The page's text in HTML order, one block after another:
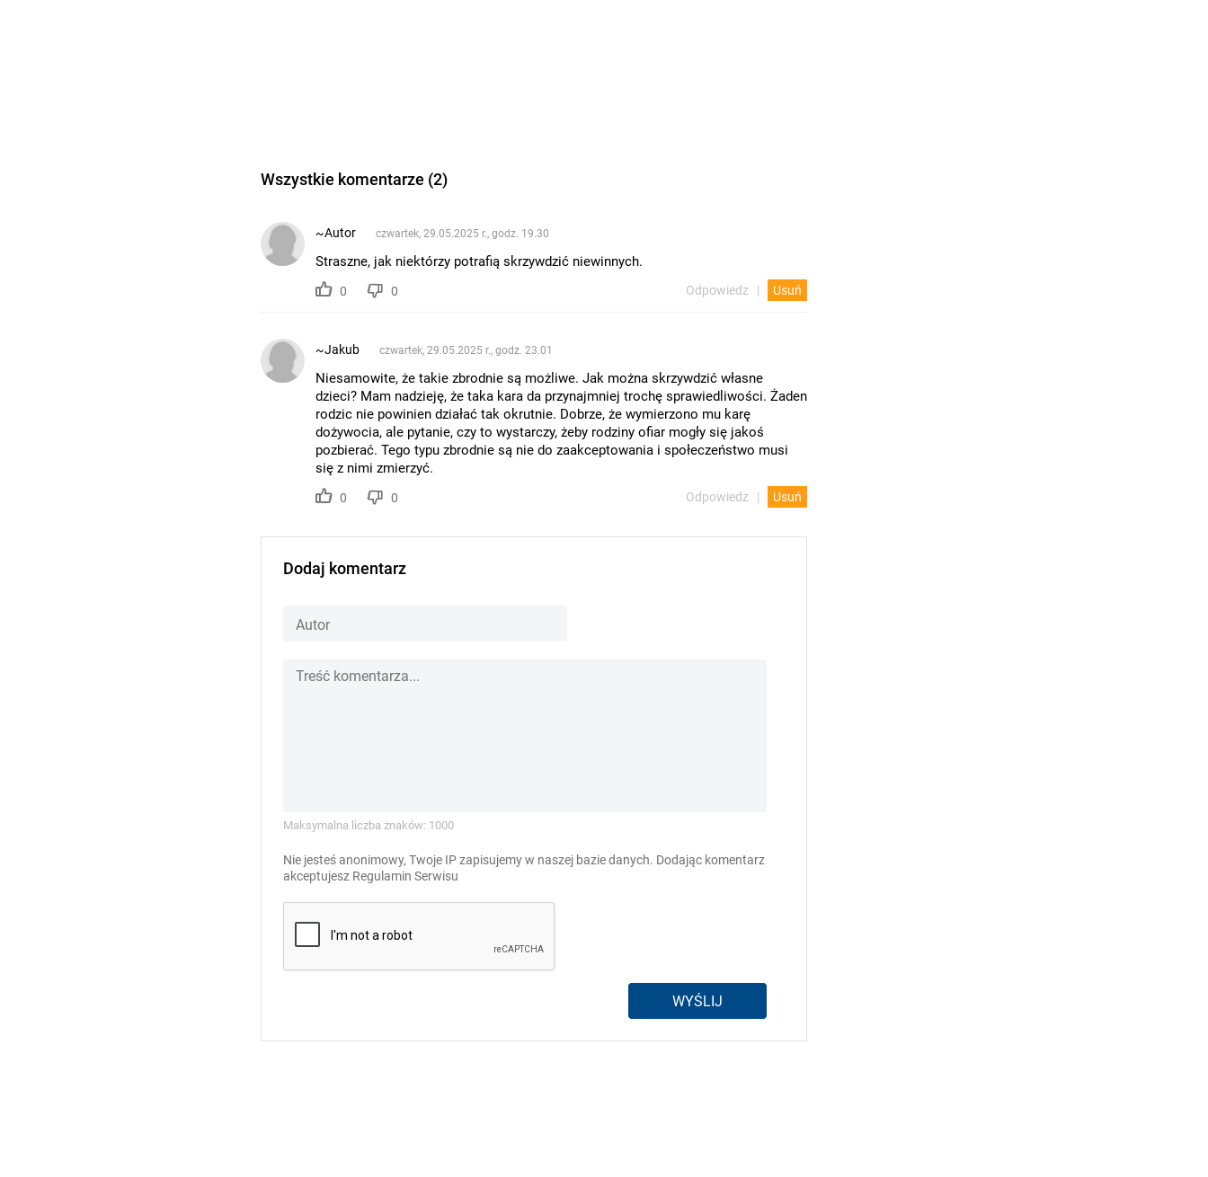
Wszystkie komentarze (2)
~Autor czwartek, 29.05.2025 r., godz. 19.30
Straszne, jak niektórzy potrafią skrzywdzić niewinnych.
0 0 Odpowiedz Usuń
~Jakub czwartek, 29.05.2025 r., godz. 23.01
Niesamowite, że takie zbrodnie są możliwe. Jak można skrzywdzić własne
dzieci? Mam nadzieję, że taka kara da przynajmniej trochę sprawiedliwości. Żaden
rodzic nie powinien działać tak okrutnie. Dobrze, że wymierzono mu karę
dożywocia, ale pytanie, czy to wystarczy, żeby rodziny ofiar mogły się jakoś
pozbierać. Tego typu zbrodnie są nie do zaakceptowania i społeczeństwo musi
się z nimi zmierzyć.
0 0 Odpowiedz Usuń
Dodaj komentarz
Maksymalna liczba znaków: 1000
Nie jesteś anonimowy, Twoje IP zapisujemy w naszej bazie danych. Dodając komentarz
akceptujesz Regulamin Serwisu
WYŚLIJ